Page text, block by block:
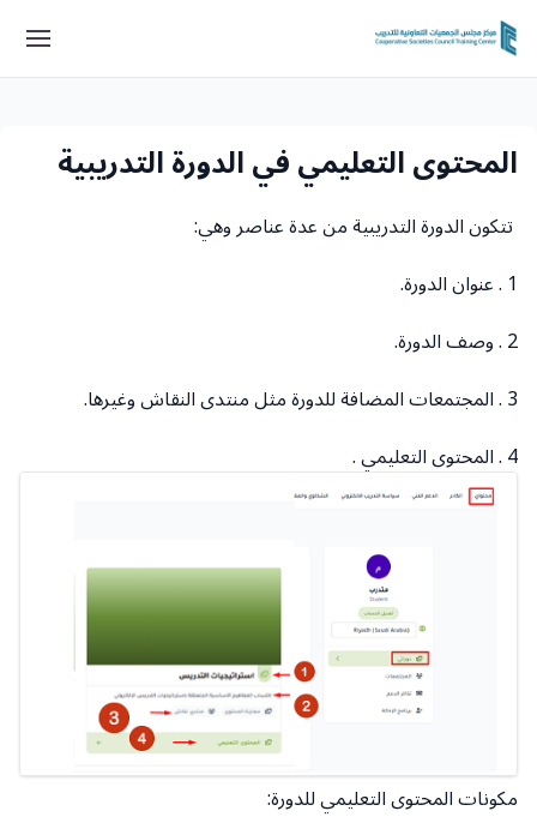
المحتوى التعليمي في الدورة التدريبية
تتكون الدورة التدريبية من عدة عناصر وهي:
1 . عنوان الدورة.
2 . وصف الدورة.
3 . المجتمعات المضافة للدورة مثل منتدى النقاش وغيرها.
4 . المحتوى التعليمي .
مكونات المحتوى التعليمي للدورة: